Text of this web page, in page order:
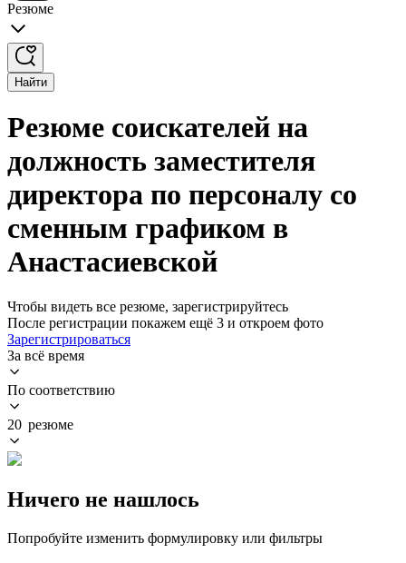
Резюме
Найти
Резюме соискателей на
должность заместителя
директора по персоналу со
сменным графиком в
Анастасиевской
Чтобы видеть все резюме, зарегистрируйтесь
После регистрации покажем ещё 3 и откроем фото
Зарегистрироваться
За всё время
По соответствию
20 резюме
Ничего не нашлось
Попробуйте изменить формулировку или фильтры